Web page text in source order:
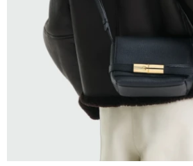
SELECCIONAR TALLE